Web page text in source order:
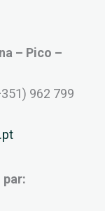
– Pico –
962 799